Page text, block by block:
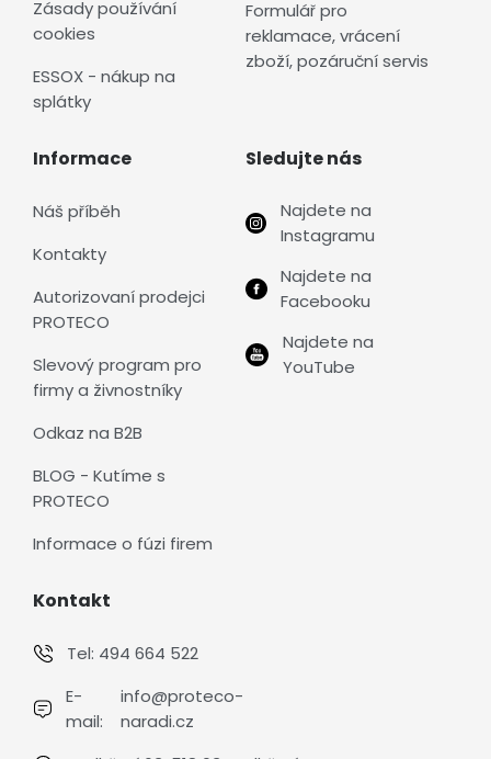
Zásady používání
cookies
ESSOX - nákup na
splátky
Formulář pro
reklamace, vrácení
zboží, pozáruční servis
Informace
Náš příběh
Kontakty
Autorizovaní prodejci
PROTECO
Slevový program pro
firmy a živnostníky
Odkaz na B2B
BLOG - Kutíme s
PROTECO
Informace o fúzi firem
Sledujte nás
Najdete na
Instagramu
Najdete na
Facebooku
Najdete na
YouTube
Kontakt
Tel: 494 664 522
E-
mail:
info@proteco-
naradi.cz